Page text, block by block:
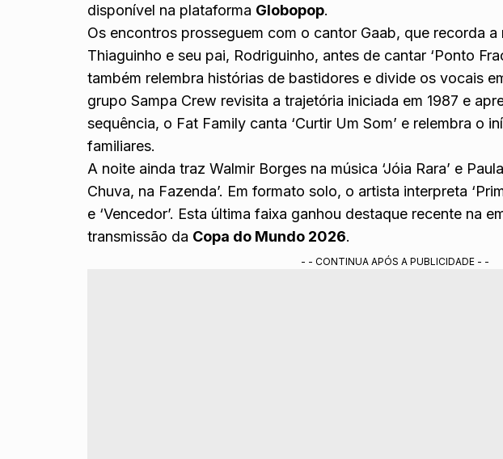
disponível na plataforma Globopop.
Os encontros prosseguem com o cantor Gaab, que recorda
Thiaguinho e seu pai, Rodriguinho, antes de cantar ‘Ponto
também relembra histórias de bastidores e divide os vocais
grupo Sampa Crew revisita a trajetória iniciada em 1987 e
sequência, o Fat Family canta ‘Curtir Um Som’ e relembra o
familiares.
A noite ainda traz Walmir Borges na música ‘Jóia Rara’ e
Chuva, na Fazenda’. Em formato solo, o artista interpreta
e ‘Vencedor’. Esta última faixa ganhou destaque recente na
transmissão da Copa do Mundo 2026.
- - CONTINUA APÓS A PUBLICIDADE - -